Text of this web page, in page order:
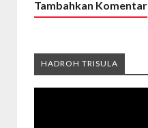
Tambahkan Komentar
HADROH TRISULA